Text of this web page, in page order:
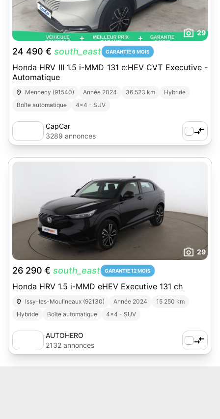
29
24 490 € south_east GARANTIE 6 MOIS
Honda HRV III 1.5 i-MMD 131 e:HEV CVT Executive -
Automatique
Mennecy (91540) Année 2024 36 523 km
Hybride
Boîte automatique
4x4 - SUV
CapCar
3289 annonces
29
26 290 € south_east GARANTIE 12 MOIS
Honda HRV 1.5 i-MMD eHEV Executive 131 ch
Issy-les-Moulineaux (92130) Année 2024
15 250 km
Hybride
Boîte automatique 4x4 - SUV
AUTOHERO
2132 annonces